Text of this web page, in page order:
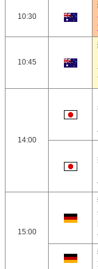
10:30
10:45
14:00
15:00